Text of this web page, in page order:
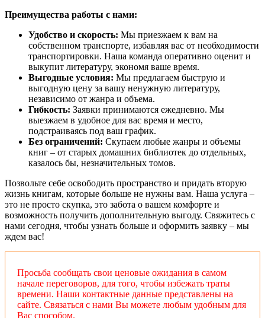
Преимущества работы с нами:
Удобство и скорость: Мы приезжаем к вам на
собственном транспорте, избавляя вас от необходимости
транспортировки. Наша команда оперативно оценит и
выкупит литературу, экономя ваше время.
Выгодные условия: Мы предлагаем быструю и
выгодную цену за вашу ненужную литературу,
независимо от жанра и объема.
Гибкость: Заявки принимаются ежедневно. Мы
выезжаем в удобное для вас время и место,
подстраиваясь под ваш график.
Без ограничений: Скупаем любые жанры и объемы
книг – от старых домашних библиотек до отдельных,
казалось бы, незначительных томов.
Позвольте себе освободить пространство и придать вторую
жизнь книгам, которые больше не нужны вам. Наша услуга –
это не просто скупка, это забота о вашем комфорте и
возможность получить дополнительную выгоду. Свяжитесь с
нами сегодня, чтобы узнать больше и оформить заявку – мы
ждем вас!
Просьба сообщать свои ценовые ожидания в самом
начале переговоров, для того, чтобы избежать траты
времени. Наши контактные данные представлены на
сайте. Связаться с нами Вы можете любым удобным для
Вас способом.